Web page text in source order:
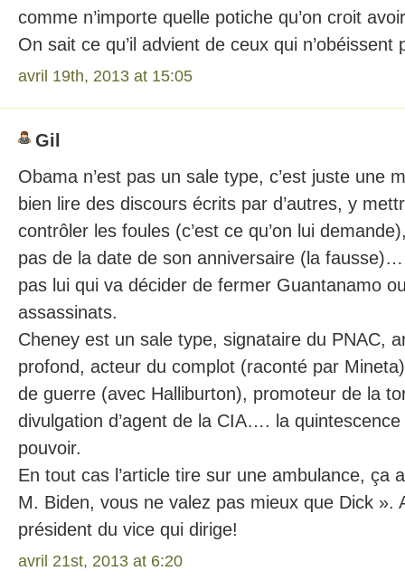
comme n’importe quelle potiche qu’on croit
On sait ce qu’il advient de ceux qui n’obéissent
avril 19th, 2013 at 15:05
Gil
Obama n’est pas un sale type, c’est juste une
bien lire des discours écrits par d’autres, y
contrôler les foules (c’est ce qu’on lui
pas de la date de son anniversaire (la fausse)…
pas lui qui va décider de fermer Guantanamo
assassinats.
Cheney est un sale type, signataire du PNAC,
profond, acteur du complot (raconté par
de guerre (avec Halliburton), promoteur de la
divulgation d’agent de la CIA…. la
pouvoir.
En tout cas l’article tire sur une ambulance, ça
M. Biden, vous ne valez pas mieux que Dick ».
président du vice qui dirige!
avril 21st, 2013 at 6:20